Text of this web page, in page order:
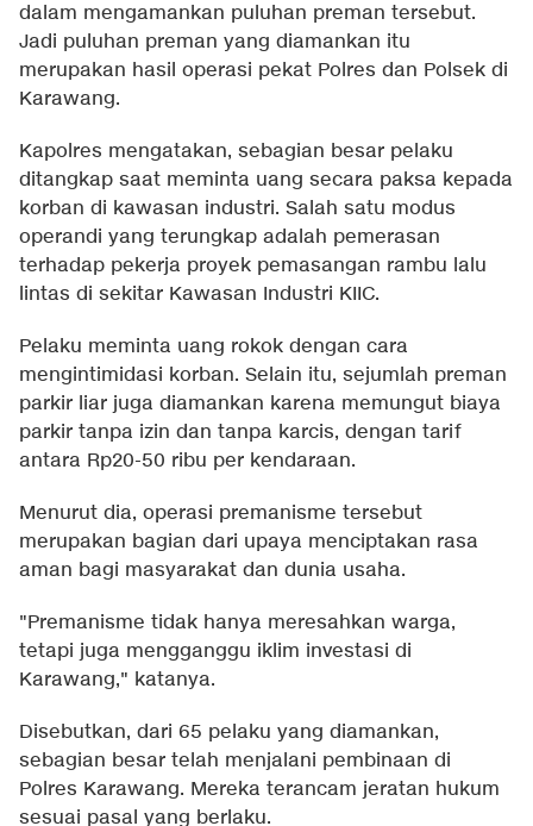
dalam mengamankan puluhan preman tersebut.
Jadi puluhan preman yang diamankan itu
merupakan hasil operasi pekat Polres dan Polsek di
Karawang.
Kapolres mengatakan, sebagian besar pelaku
ditangkap saat meminta uang secara paksa kepada
korban di kawasan industri. Salah satu modus
operandi yang terungkap adalah pemerasan
terhadap pekerja proyek pemasangan rambu lalu
lintas di sekitar Kawasan Industri KIIC.
Pelaku meminta uang rokok dengan cara
mengintimidasi korban. Selain itu, sejumlah preman
parkir liar juga diamankan karena memungut biaya
parkir tanpa izin dan tanpa karcis, dengan tarif
antara Rp20-50 ribu per kendaraan.
Menurut dia, operasi premanisme tersebut
merupakan bagian dari upaya menciptakan rasa
aman bagi masyarakat dan dunia usaha.
"Premanisme tidak hanya meresahkan warga,
tetapi juga mengganggu iklim investasi di
Karawang," katanya.
Disebutkan, dari 65 pelaku yang diamankan,
sebagian besar telah menjalani pembinaan di
Polres Karawang. Mereka terancam jeratan hukum
sesuai pasal yang berlaku.